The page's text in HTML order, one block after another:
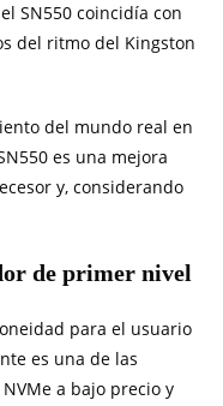
SN550 coincidía con
del ritmo del Kingston
del mundo real en
es una mejora
y, considerando
de primer nivel
para el usuario
es una de las
a bajo precio y